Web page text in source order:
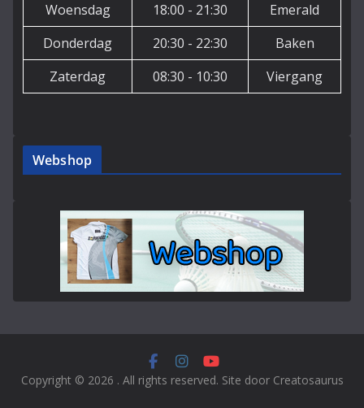
Woensdag
18:00 - 21:30
Emerald
Donderdag
20:30 - 22:30
Baken
Zaterdag
08:30 - 10:30 Viergang
Webshop
Copyright © 2026 . All rights reserved. Site door Creatosaurus